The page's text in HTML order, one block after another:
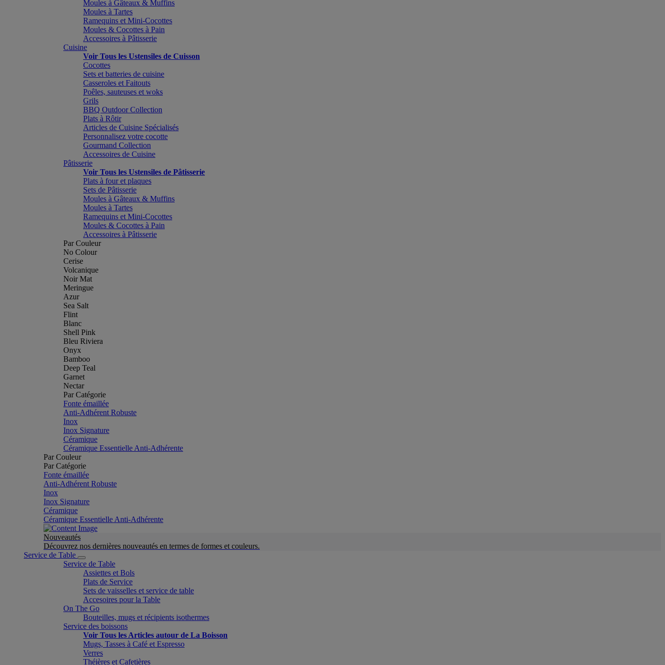
Moules à Gâteaux & Muffins
Moules à Tartes
Ramequins et Mini-Cocottes
Moules & Cocottes à Pain
Accessoires à Pâtisserie
Cuisine
Voir Tous les Ustensiles de Cuisson
Cocottes
Sets et batteries de cuisine
Casseroles et Faitouts
Poêles, sauteuses et woks
Grils
BBQ Outdoor Collection
Plats à Rôtir
Articles de Cuisine Spécialisés
Personnalisez votre cocotte
Gourmand Collection
Accessoires de Cuisine
Pâtisserie
Voir Tous les Ustensiles de Pâtisserie
Plats à four et plaques
Sets de Pâtisserie
Moules à Gâteaux & Muffins
Moules à Tartes
Ramequins et Mini-Cocottes
Moules & Cocottes à Pain
Accessoires à Pâtisserie
Par Couleur
No Colour
Cerise
Volcanique
Noir Mat
Meringue
Azur
Sea Salt
Flint
Blanc
Shell Pink
Bleu Riviera
Onyx
Bamboo
Deep Teal
Garnet
Nectar
Par Catégorie
Fonte émaillée
Anti-Adhérent Robuste
Inox
Inox Signature
Céramique
Céramique Essentielle Anti-Adhérente
Par Couleur
Par Catégorie
Fonte émaillée
Anti-Adhérent Robuste
Inox
Inox Signature
Céramique
Céramique Essentielle Anti-Adhérente
Nouveautés
Découvrez nos dernières nouveautés en termes de formes et couleurs.
Service de Table
Service de Table
Assiettes et Bols
Plats de Service
Sets de vaisselles et service de table
Accesoires pour la Table
On The Go
Bouteilles, mugs et récipients isothermes
Service des boissons
Voir Tous les Articles autour de La Boisson
Mugs, Tasses à Café et Espresso
Verres
Théières et Cafetières